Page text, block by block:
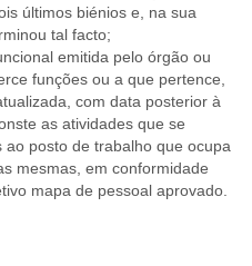
últimos biénios e, na sua
tal facto;
emitida pelo órgão ou
funções ou a que pertence,
com data posterior à
as atividades que se
posto de trabalho que ocupa
mesmas, em conformidade
mapa de pessoal aprovado.